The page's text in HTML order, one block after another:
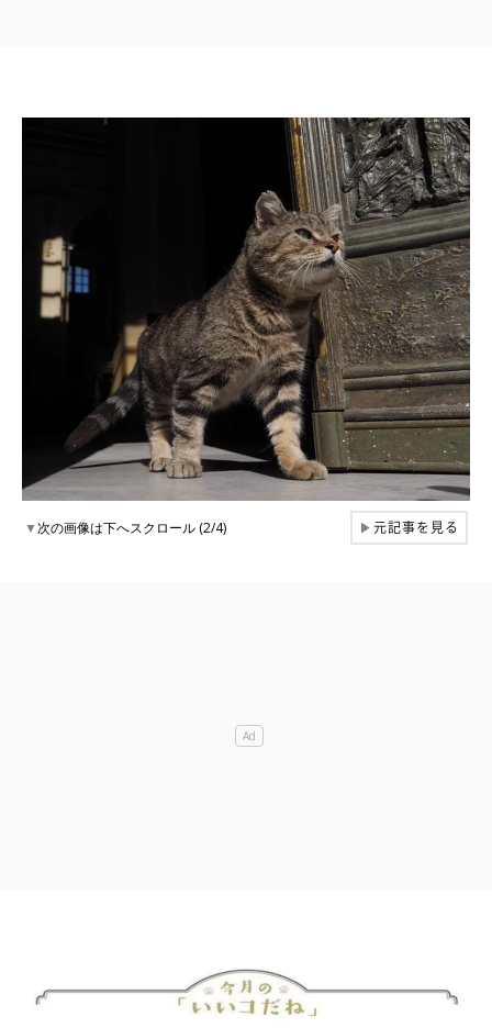
▼次の画像は下へスクロール (2/4) ▶元記事を見る